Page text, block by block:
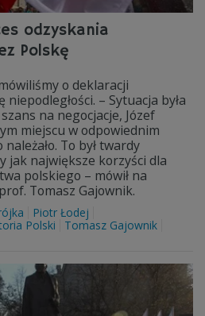
odzyskania
Polskę
o deklaracji
– Sytuacja była
na negocjacje, Józef
miejscu w odpowiednim
To był twardy
jak największe korzyści dla
polskiego – mówił na
Tomasz Gajownik.
Piotr Łodej
Polski
Tomasz Gajownik